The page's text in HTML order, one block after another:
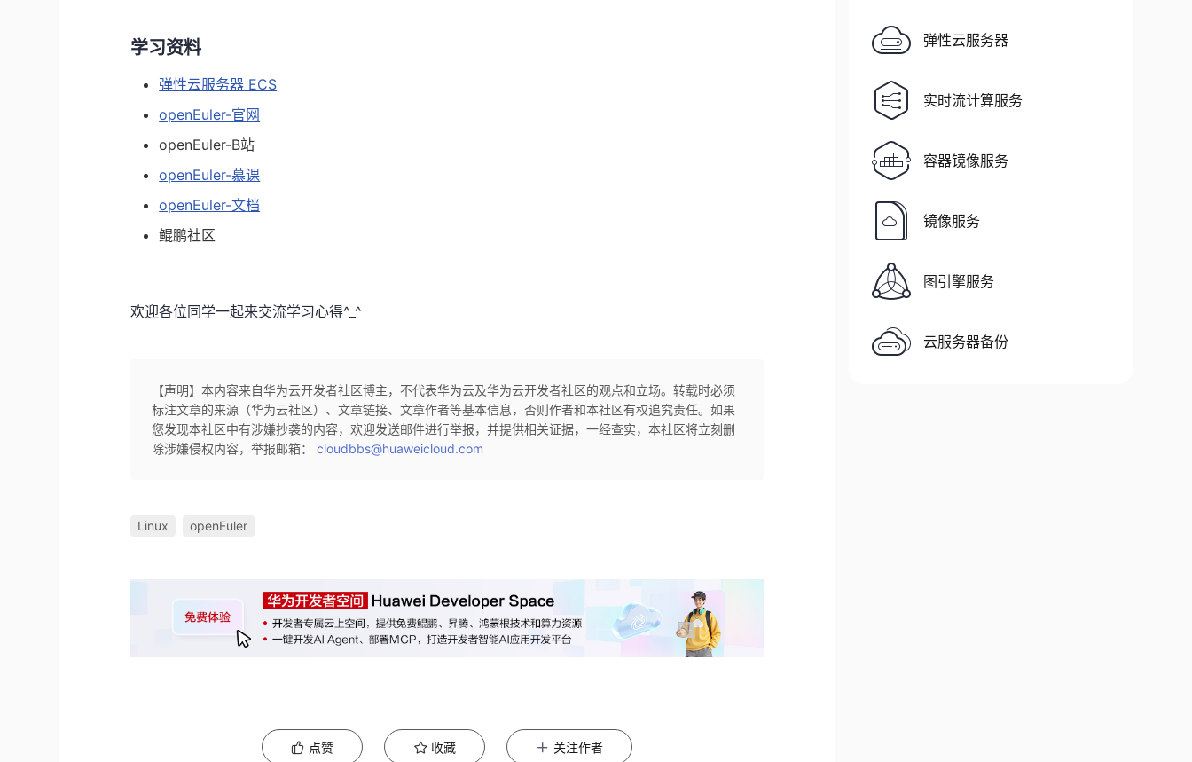
学习资料
弹性云服务器 ECS
openEuler-官网
openEuler-B站
openEuler-慕课
openEuler-文档
鲲鹏社区
欢迎各位同学一起来交流学习心得^_^
【声明】本内容来自华为云开发者社区博主，不代表华为云及华为云开发者社区的观点和立场。转载时必须
标注文章的来源（华为云社区）、文章链接、文章作者等基本信息，否则作者和本社区有权追究责任。如果
您发现本社区中有涉嫌抄袭的内容，欢迎发送邮件进行举报，并提供相关证据，一经查实，本社区将立刻删
除涉嫌侵权内容，举报邮箱：cloudbbs@huaweicloud.com
Linux openEuler
点赞 收藏 关注作者
弹性云服务器
实时流计算服务
容器镜像服务
镜像服务
图引擎服务
云服务器备份